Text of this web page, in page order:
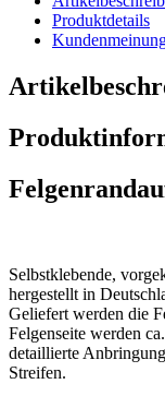
Produktdetails
Selbstklebende,
hergestellt in
Geliefert werden die
Felgenseite werden
detaillierte
Streifen.